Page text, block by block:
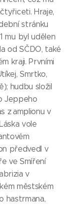
Hraje,
stránku
mu byl udělen
od SČDO, také
kraji. Prvními
Smrtko,
hudbu složil
Jeppeho
z amplionu v
vole
předvedl v
ve Smíření
v
městském
hastrmana,